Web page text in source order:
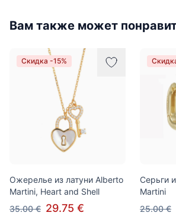
Вам также может
Скидка -15%
Ожерелье из латуни Alberto
Martini, Heart and Shell
35.00 € 29.75 €
Серьги
Martini
25.00 €